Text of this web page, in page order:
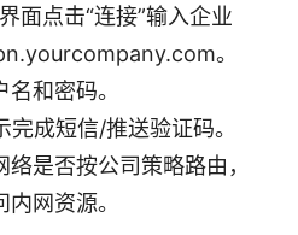
面点击“连接”输入企业
。
和密码。
成短信/推送验证码。
是否按公司策略路由，
网资源。